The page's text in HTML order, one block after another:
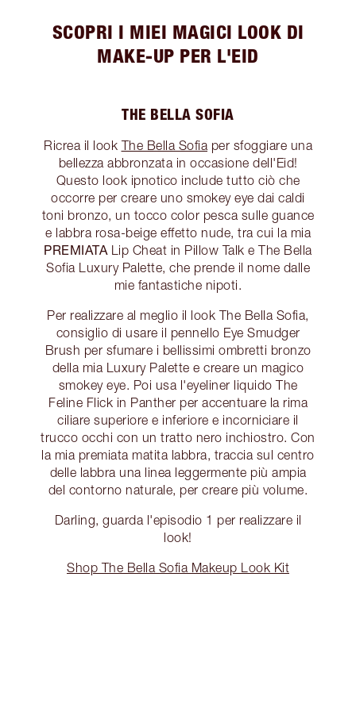
SCOPRI I MIEI MAGICI LOOK DI
MAKE-UP PER L'EID
THE BELLA SOFIA
Ricrea il look The Bella Sofia per sfoggiare una
bellezza abbronzata in occasione dell'Eid!
Questo look ipnotico include tutto ciò che
occorre per creare uno smokey eye dai caldi
toni bronzo, un tocco color pesca sulle guance
e labbra rosa-beige effetto nude, tra cui la mia
PREMIATA Lip Cheat in Pillow Talk e The Bella
Sofia Luxury Palette, che prende il nome dalle
mie fantastiche nipoti.
Per realizzare al meglio il look The Bella Sofia,
consiglio di usare il pennello Eye Smudger
Brush per sfumare i bellissimi ombretti bronzo
della mia Luxury Palette e creare un magico
smokey eye. Poi usa l'eyeliner liquido The
Feline Flick in Panther per accentuare la rima
ciliare superiore e inferiore e incorniciare il
trucco occhi con un tratto nero inchiostro. Con
la mia premiata matita labbra, traccia sul centro
delle labbra una linea leggermente più ampia
del contorno naturale, per creare più volume.
Darling, guarda l'episodio 1 per realizzare il
look!
Shop The Bella Sofia Makeup Look Kit